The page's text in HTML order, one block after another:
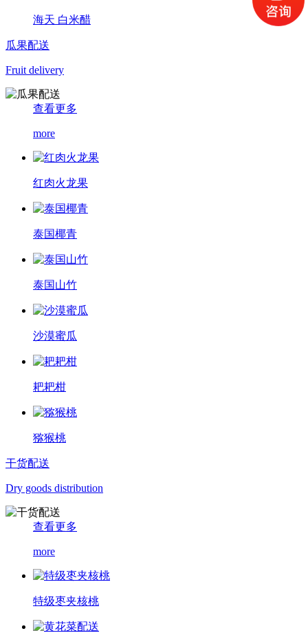
海天 白米醋
瓜果配送
Fruit delivery
查看更多
more
红肉火龙果
泰国椰青
泰国山竹
沙漠蜜瓜
耙耙柑
猕猴桃
干货配送
Dry goods distribution
查看更多
more
特级枣夹核桃